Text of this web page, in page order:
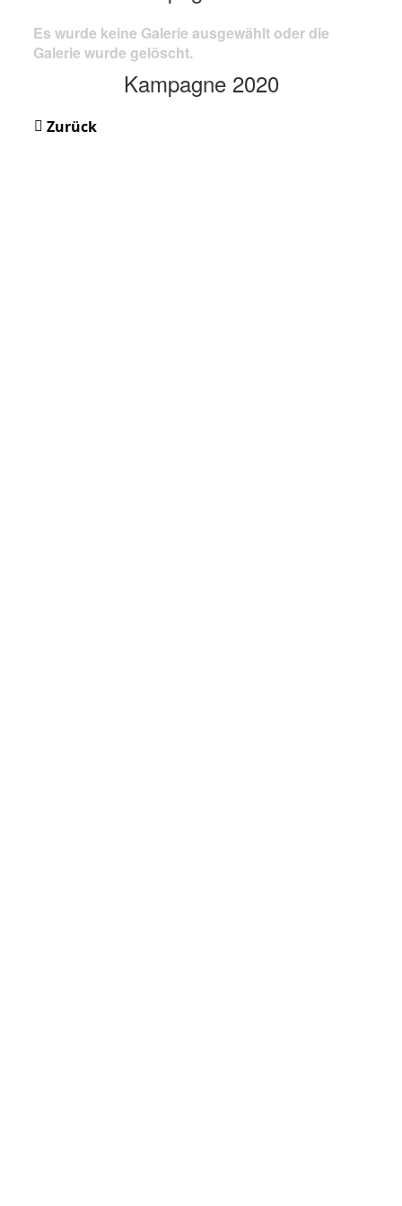
Es wurde keine Galerie ausgewählt oder die
Galerie wurde gelöscht.
Kampagne 2020
Zurück